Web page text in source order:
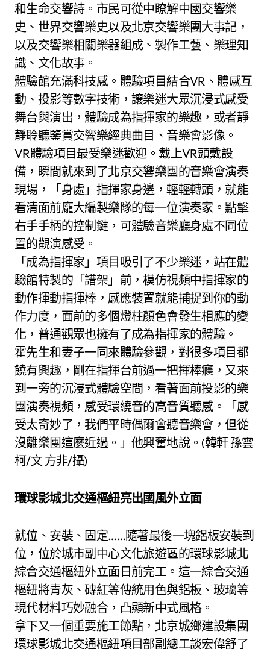
和生命交響詩。市民可從中瞭解中國交響樂
史、世界交響樂史以及北京交響樂團大事記，
以及交響樂相關樂器組成、製作工藝、樂理知
識、文化故事。
體驗館充滿科技感。體驗項目結合VR、體感互
動、投影等數字技術，讓樂迷大眾沉浸式感受
舞台與演出，體驗成為指揮家的樂趣，或者靜
靜聆聽鑒賞交響樂經典曲目、音樂會影像。
VR體驗項目最受樂迷歡迎。戴上VR頭戴設
備，瞬間就來到了北京交響樂團的音樂會演奏
現場，「身處」指揮家身邊，輕輕轉頭，就能
看清面前龐大編製樂隊的每一位演奏家。點擊
右手手柄的控制鍵，可體驗音樂廳身處不同位
置的觀演感受。
「成為指揮家」項目吸引了不少樂迷，站在體
驗館特製的「譜架」前，模仿視頻中指揮家的
動作揮動指揮棒，感應裝置就能捕捉到你的動
作力度，面前的多個燈柱顏色會發生相應的變
化，普通觀眾也擁有了成為指揮家的體驗。
霍先生和妻子一同來體驗參觀，對很多項目都
饒有興趣，剛在指揮台前過一把揮棒癮，又來
到一旁的沉浸式體驗空間，看著面前投影的樂
團演奏視頻，感受環繞音的高音質聽感。「感
受太奇妙了，我們平時偶爾會聽音樂會，但從
沒離樂團這麼近過。」他興奮地說。(韓軒 孫雲
柯/文 方非/攝)
環球影城北交通樞紐亮出國風外立面
就位、安裝、固定……隨著最後一塊鋁板安裝到
位，位於城市副中心文化旅遊區的環球影城北
綜合交通樞紐外立面日前完工。這一綜合交通
樞紐將青灰、磚紅等傳統用色與鋁板、玻璃等
現代材料巧妙融合，凸顯新中式風格。
拿下又一個重要施工節點，北京城鄉建設集團
環球影城北交通樞紐項目部副總工談宏偉舒了